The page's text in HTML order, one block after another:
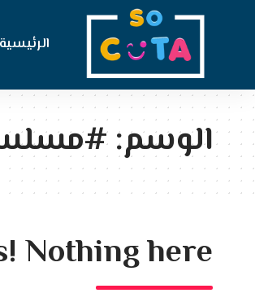
الرئيسية
الوسم:
Nothing here